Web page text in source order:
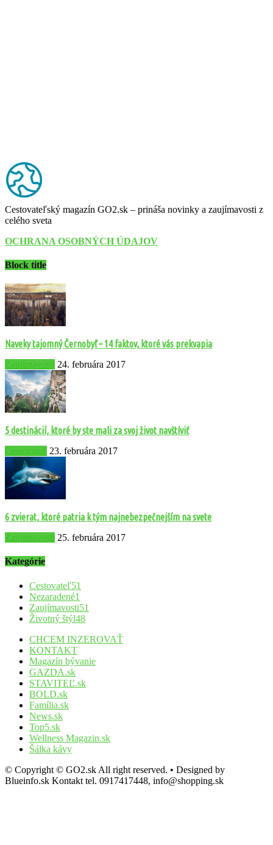
Cestovateľský magazín GO2.sk – prináša novinky a zaujímavosti z
celého sveta
OCHRANA OSOBNÝCH ÚDAJOV
Block title
Naveky tajomný Černobyľ – 14 faktov, ktoré vás prekvapia
Zaujímavosti 24. februára 2017
5 destinácií, ktoré by ste mali za svoj život navštíviť
Cestovateľ 23. februára 2017
6 zvierat, ktoré patria k tým najnebezpečnejším na svete
Zaujímavosti 25. februára 2017
Kategórie
Cestovateľ51
Nezaradené1
Zaujímavosti51
Životný štýl48
CHCEM INZEROVAŤ
KONTAKT
Magazín bývanie
GAZDA.sk
STAVITEĽ.sk
BOLD.sk
Família.sk
News.sk
Top5.sk
Wellness Magazin.sk
Šálka kávy
© Copyright © GO2.sk All right reserved. • Designed by
Blueinfo.sk Kontakt tel. 0917417448, info@shopping.sk